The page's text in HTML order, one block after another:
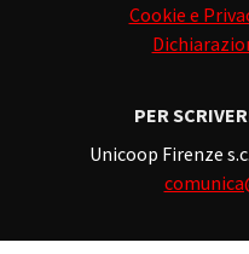
Cookie e
PER
Unicoop Firenze